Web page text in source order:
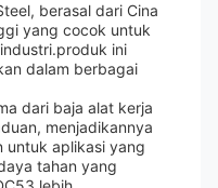
berasal dari Cina
yang cocok untuk
ini
dalam berbagai
dari baja alat kerja
menjadikannya
untuk aplikasi yang
tahan yang